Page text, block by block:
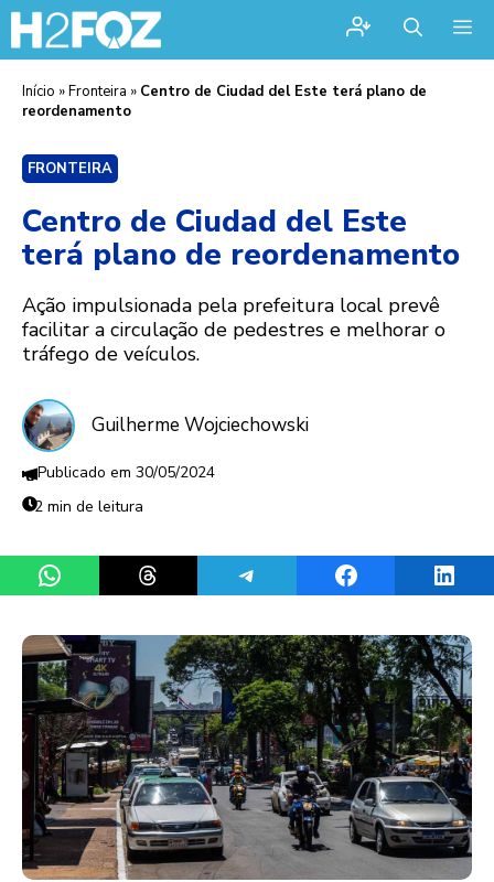
Início »Fronteira » Centro de Ciudad del Este terá plano de
reordenamento
FRONTEIRA
Centro de Ciudad del Este
terá plano de reordenamento
Ação impulsionada pela prefeitura local prevê
facilitar a circulação de pedestres e melhorar o
tráfego de veículos.
Guilherme Wojciechowski
30/05/2024
2 min de leitura
Share on WhatsAppShare on ThreadsShare on TelegramShare on Facebook